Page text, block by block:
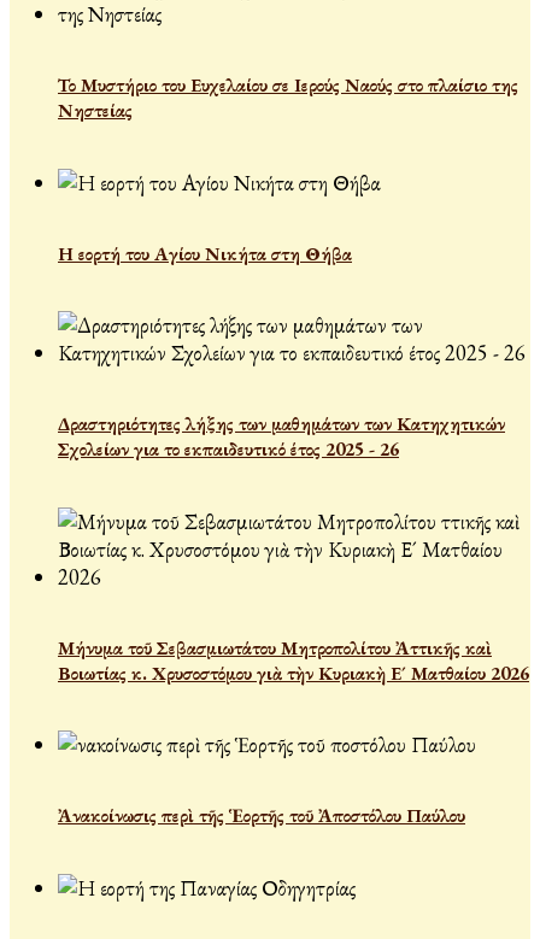
Το Μυστήριο του Ευχελαίου σε Ιερούς Ναούς στο πλαίσιο της
Νηστείας
Η εορτή του Αγίου Νικήτα στη Θήβα
Δραστηριότητες λήξης των μαθημάτων των Κατηχητικών
Σχολείων για το εκπαιδευτικό έτος 2025 - 26
Μήνυμα τοῦ Σεβασμιωτάτου Μητροπολίτου Ἀττικῆς καὶ
Βοιωτίας κ. Χρυσοστόμου γιὰ τὴν Κυριακὴ Ε´ Ματθαίου 2026
Ἀνακοίνωσις περὶ τῆς Ἑορτῆς τοῦ Ἀποστόλου Παύλου